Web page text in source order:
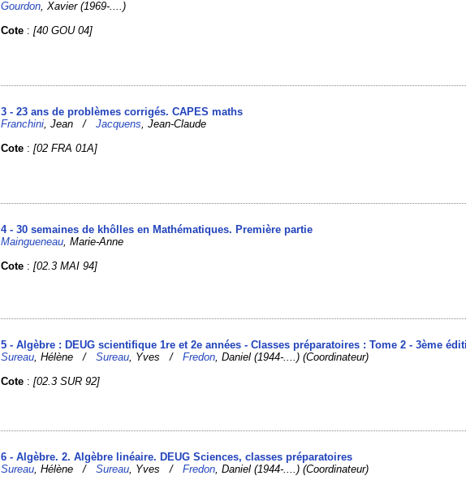
Gourdon, Xavier (1969-....)
Cote :[40 GOU 04]
3 - 23 ans de problèmes corrigés. CAPES maths
Franchini, Jean /Jacquens, Jean-Claude
Cote :[02 FRA 01A]
4 - 30 semaines de khôlles en Mathématiques. Première partie
Maingueneau , Marie-Anne
Cote :[02.3 MAI 94]
5 - Algèbre : DEUG scientifique 1re et 2e années - Classes préparatoires : Tome 2 - 3ème
Sureau, Hélène /Sureau, Yves /Fredon, Daniel (1944-....) (Coordinateur)
Cote :[02.3 SUR 92]
6 - Algèbre. 2. Algèbre linéaire. DEUG Sciences, classes préparatoires
Sureau , Hélène /Sureau , Yves /Fredon , Daniel (1944-....) (Coordinateur)